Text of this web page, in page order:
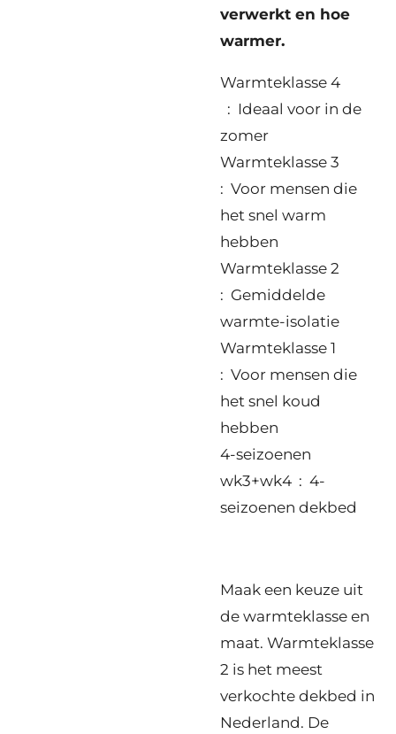
verwerkt en hoe
warmer.
Warmteklasse 4
: Ideaal voor in de
zomer
Warmteklasse 3
: Voor mensen die
het snel warm
hebben
Warmteklasse 2
: Gemiddelde
warmte-isolatie
Warmteklasse 1
: Voor mensen die
het snel koud
hebben
4-seizoenen
wk3+wk4 : 4-
seizoenen dekbed
Maak een keuze uit
de warmteklasse en
maat. Warmteklasse
2 is het meest
verkochte dekbed in
Nederland. De